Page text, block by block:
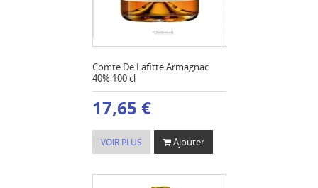
Comte De Lafitte Armagnac
40% 100 cl
17,65 €
VOIR PLUS Ajouter